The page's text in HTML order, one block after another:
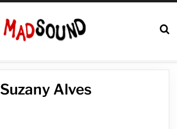
Suzany Alves